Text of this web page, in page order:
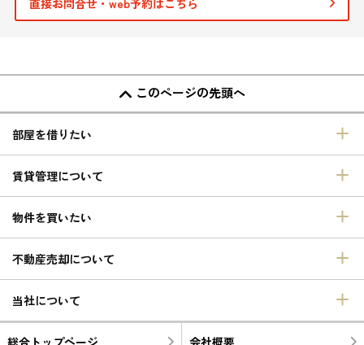
直接お問合せ・web予約はこちら
このページの先頭へ
部屋を借りたい
賃貸管理について
物件を買いたい
不動産売却について
当社について
総合トップページ 会社概要